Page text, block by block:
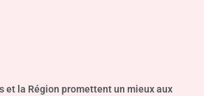
et la Région promettent un mieux aux